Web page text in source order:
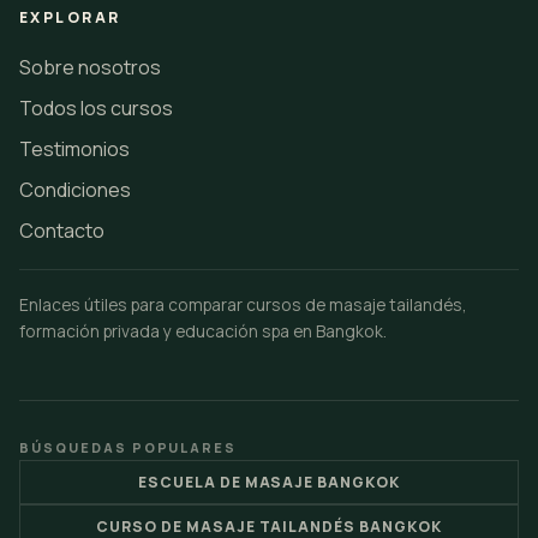
EXPLORAR
Sobre nosotros
Todos los cursos
Testimonios
Condiciones
Contacto
Enlaces útiles para comparar cursos de masaje tailandés,
formación privada y educación spa en Bangkok.
BÚSQUEDAS POPULARES
ESCUELA DE MASAJE BANGKOK
CURSO DE MASAJE TAILANDÉS BANGKOK